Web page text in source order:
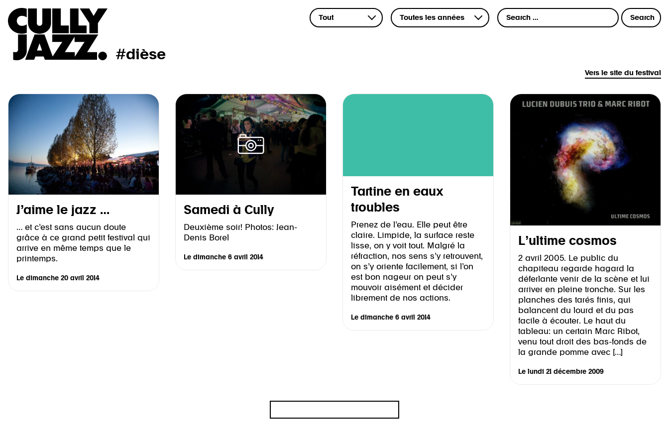
#dièse
Vers le site du festival
J’aime le jazz …
… et c’est sans aucun doute
grâce à ce grand petit festival qui
arrive en même temps que le
printemps.
Le dimanche 20 avril 2014
Samedi à Cully
Deuxième soir! Photos: Jean-
Denis Borel
Le dimanche 6 avril 2014
Tartine en eaux
troubles
Prenez de l’eau. Elle peut être
claire. Limpide, la surface reste
lisse, on y voit tout. Malgré la
réfraction, nos sens s’y retrouvent,
on s’y oriente facilement, si l’on
est bon nageur on peut s’y
mouvoir aisément et décider
librement de nos actions.
Le dimanche 6 avril 2014
L’ultime cosmos
2 avril 2005. Le public du
chapiteau regarde hagard la
déferlante venir de la scène et lui
arriver en pleine tronche. Sur les
planches des tarés finis, qui
balancent du lourd et du pas
facile à écouter. Le haut du
tableau: un certain Marc Ribot,
venu tout droit des bas-fonds de
la grande pomme avec […]
Le lundi 21 décembre 2009